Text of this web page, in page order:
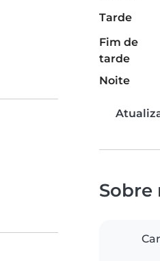
Tarde
Fim de
tarde
Noite
Sobre